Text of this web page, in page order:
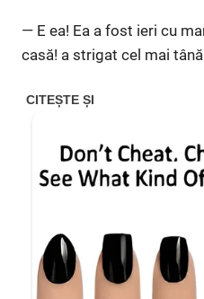
— E ea! Ea a fost ieri cu
casă! a strigat cel mai